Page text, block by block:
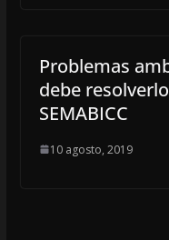
Problemas
debe
SEMABICC
10 agosto, 2019